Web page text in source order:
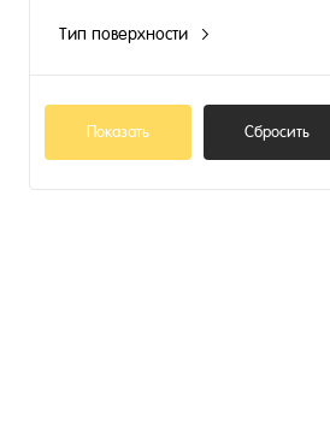
Тип поверхности
Показать Сбросить